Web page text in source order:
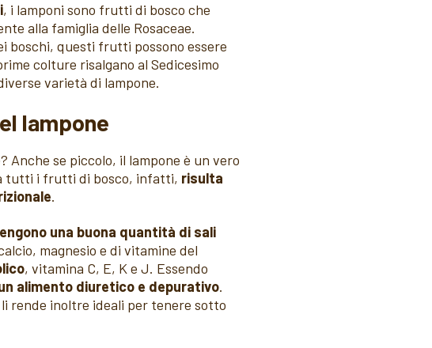
, i lamponi sono frutti di bosco che
alla famiglia delle Rosaceae.
boschi, questi frutti possono essere
colture risalgano al Sedicesimo
varietà di lampone.
lampone
se piccolo, il lampone è un vero
tutti i frutti di bosco, infatti, risulta
.
una buona quantità di sali
magnesio e di vitamine del
, vitamina C, E, K e J. Essendo
alimento diuretico e depurativo.
rende inoltre ideali per tenere sotto